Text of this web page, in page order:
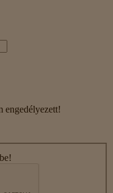
engedélyezett!